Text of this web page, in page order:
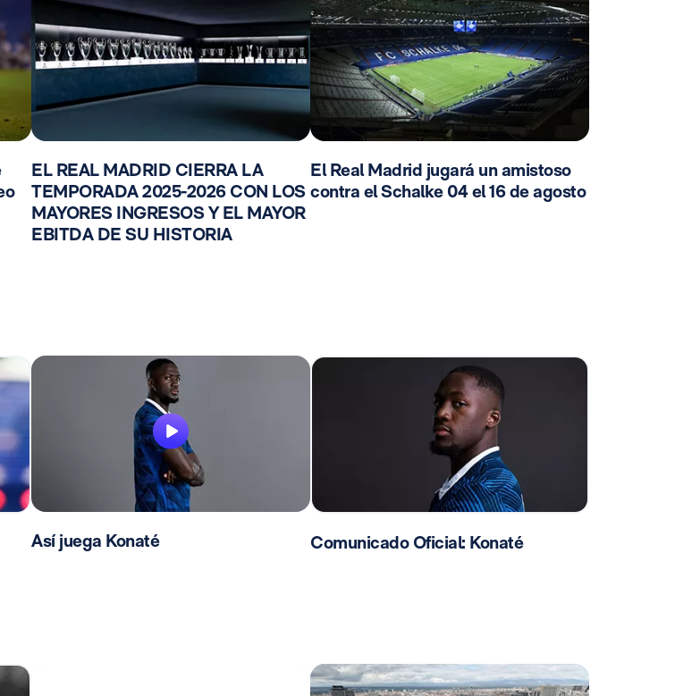
EL REAL MADRID CIERRA LA
TEMPORADA 2025-2026 CON LOS
MAYORES INGRESOS Y EL MAYOR
EBITDA DE SU HISTORIA
El Real Madrid jugará un amistoso
contra el Schalke 04 el 16 de agosto
Así juega Konaté Comunicado Oficial: Konaté